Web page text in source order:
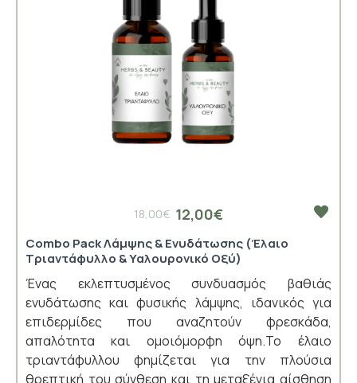
12,00€
18,00€
Combo Pack Λάμψης & Ενυδάτωσης (Έλαιο
Τριαντάφυλλο & Υαλουρονικό Οξύ)
Ένας εκλεπτυσμένος συνδυασμός βαθιάς
ενυδάτωσης και φυσικής λάμψης, ιδανικός για
επιδερμίδες που αναζητούν φρεσκάδα,
απαλότητα και ομοιόμορφη όψη.Το έλαιο
τριαντάφυλλου φημίζεται για την πλούσια
θρεπτική του σύνθεση και τη μεταξένια αίσθηση